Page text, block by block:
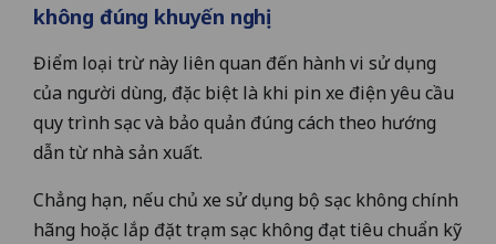
không đúng khuyến nghị
Điểm loại trừ này liên quan đến hành vi sử dụng
của người dùng, đặc biệt là khi pin xe điện yêu cầu
quy trình sạc và bảo quản đúng cách theo hướng
dẫn từ nhà sản xuất.
Chẳng hạn, nếu chủ xe sử dụng bộ sạc không chính
hãng hoặc lắp đặt trạm sạc không đạt tiêu chuẩn kỹ